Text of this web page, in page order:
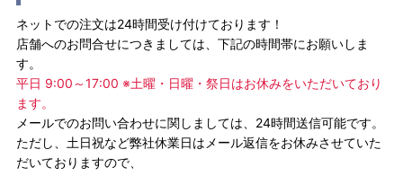
ネットでの注文は24時間受け付けております！
店舗へのお問合せにつきましては、下記の時間帯にお願いしま
す。
平日 9:00～17:00 ※土曜・日曜・祭日はお休みをいただいており
ます。
メールでのお問い合わせに関しましては、24時間送信可能です。
ただし、土日祝など弊社休業日はメール返信をお休みさせていた
だいておりますので、